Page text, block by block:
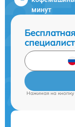
минут
Нажимая на кнопку